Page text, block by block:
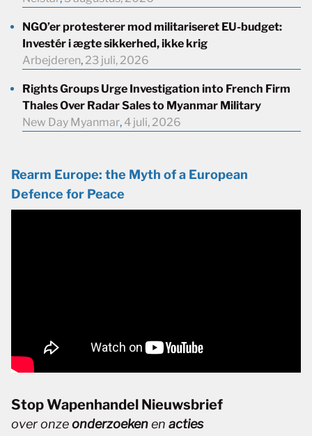
NGO’er protesterer mod militariseret EU-budget:
Investér i ægte sikkerhed, ikke krig
Arbejderen, 23 juli, 2026
Rights Groups Urge Investigation into French Firm
Thales Over Radar Sales to Myanmar Military
New Day Myanmar, 4 juli, 2026
Rearm Europe: the Myth of a European
Defence for Peace
Stop Wapenhandel Nieuwsbrief
over onzeonderzoekenen acties